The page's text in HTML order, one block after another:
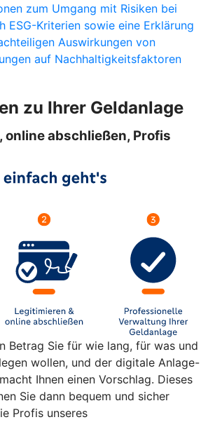
zum Umgang mit Risiken bei
ESG-Kriterien sowie eine Erklärung
Auswirkungen von
auf Nachhaltigkeitsfaktoren
zu Ihrer Geldanlage
abschließen, Profis
Betrag Sie für wie lang, für was und
wollen, und der digitale Anlage-
Ihnen einen Vorschlag. Dieses
Sie dann bequem und sicher
Profis unseres